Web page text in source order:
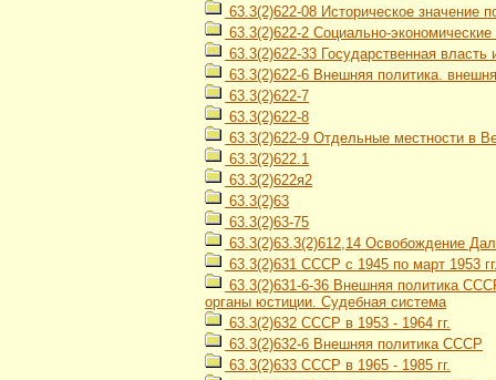
63.3(2)622-08 Историческое значение
63.3(2)622-2 Социально-
63.3(2)622-33 Государственная
63.3(2)622-6 Внешняя политика.
63.3(2)622-7
63.3(2)622-8
63.3(2)622-9 Отдельные местности в
63.3(2)622.1
63.3(2)622я2
63.3(2)63
63.3(2)63-75
63.3(2)63.3(2)612,14 Освобождение
63.3(2)631 СССР с 1945 по март 1953
63.3(2)631-6-36 Внешняя политика
органы юстиции. Судебная система
63.3(2)632 СССР в 1953 - 1964 гг.
63.3(2)632-6 Внешняя политика СССР
63.3(2)633 СССР в 1965 - 1985 гг.